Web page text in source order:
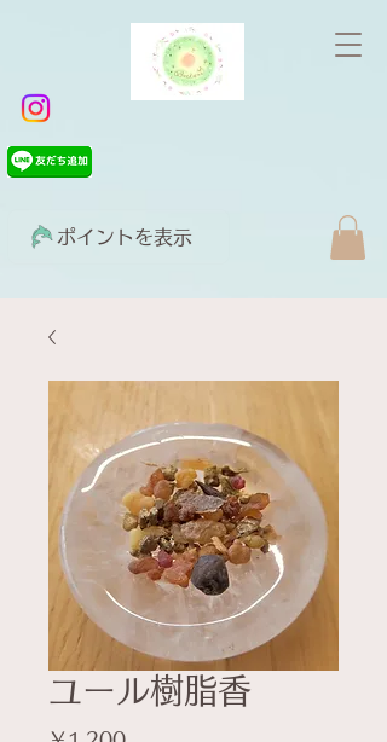
ポイントを表示
ユール樹脂香